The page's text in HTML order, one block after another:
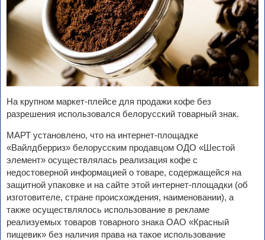
На крупном маркет-плейсе для продажи кофе без
разрешения использовался белорусский товарный знак.
МАРТ установлено, что на интернет-площадке
«Вайлдберриз» белорусским продавцом ОДО «Шестой
элемент» осуществлялась реализация кофе с
недостоверной информацией о товаре, содержащейся на
защитной упаковке и на сайте этой интернет-площадки (об
изготовителе, стране происхождения, наименовании), а
также осуществлялось использование в рекламе
реализуемых товаров товарного знака ОАО «Красный
пищевик» без наличия права на такое использование